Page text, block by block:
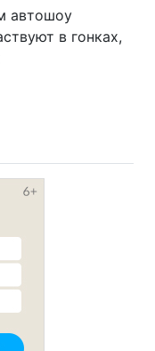
автошоу
в гонках,